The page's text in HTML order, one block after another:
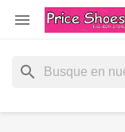

search